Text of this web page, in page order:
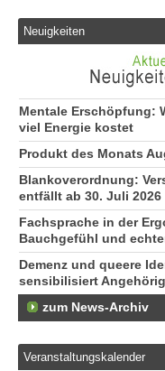
Neuigkeiten
Mentale Erschöpfung:
viel Energie kostet
Produkt des Monats
Blankoverordnung:
entfällt ab 30. Juli 2026
Fachsprache in der
Bauchgefühl und
Demenz und queere
sensibilisiert
zum News-Archiv
Veranstaltungskalender